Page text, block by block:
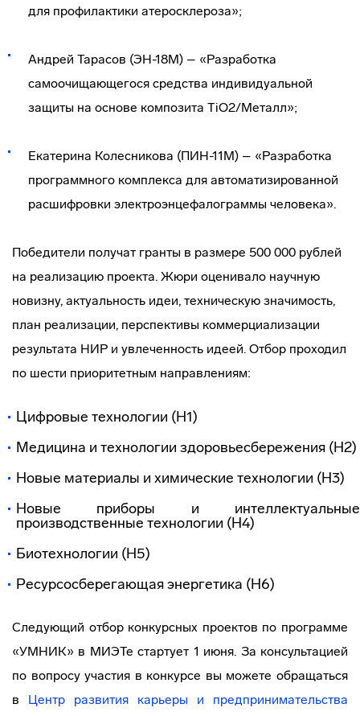
для профилактики атеросклероза»;
Андрей Тарасов (ЭН-18М) – «Разработка
самоочищающегося средства индивидуальной
защиты на основе композита TiO2/Металл»;
Екатерина Колесникова (ПИН-11М) – «Разработка
программного комплекса для автоматизированной
расшифровки электроэнцефалограммы человека».
Победители получат гранты в размере 500 000 рублей
на реализацию проекта. Жюри оценивало научную
новизну, актуальность идеи, техническую значимость,
план реализации, перспективы коммерциализации
результата НИР и увлеченность идеей. Отбор проходил
по шести приоритетным направлениям:
Цифровые технологии (H1)
Медицина и технологии здоровьесбережения (H2)
Новые материалы и химические технологии (H3)
Новые приборы и интеллектуальные
производственные технологии (H4)
Биотехнологии (H5)
Ресурсосберегающая энергетика (H6)
Следующий отбор конкурсных проектов по программе
«УМНИК» в МИЭТе стартует 1 июня. За консультацией
по вопросу участия в конкурсе вы можете обращаться
в Центр развития карьеры и предпринимательства